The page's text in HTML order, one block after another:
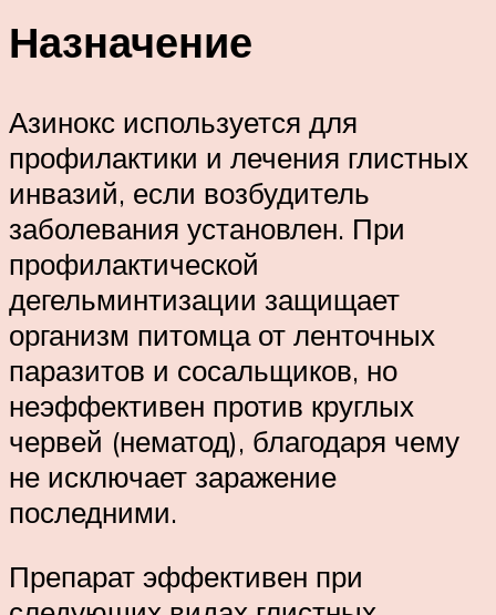
Назначение
Азинокс используется для
профилактики и лечения глистных
инвазий, если возбудитель
заболевания установлен. При
профилактической
дегельминтизации защищает
организм питомца от ленточных
паразитов и сосальщиков, но
неэффективен против круглых
червей (нематод), благодаря чему
не исключает заражение
последними.
Препарат эффективен при